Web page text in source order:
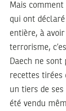
Mais
qui ont
entière, à
terrorisme,
Daech ne
recettes tirées
un tiers de ses
été vendu